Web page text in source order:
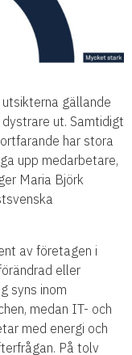
gällande
ut. Samtidigt
har stora
upp medarbetare,
Maria Björk
av företagen i
eller
syns inom
medan IT- och
med energi och
På tolv